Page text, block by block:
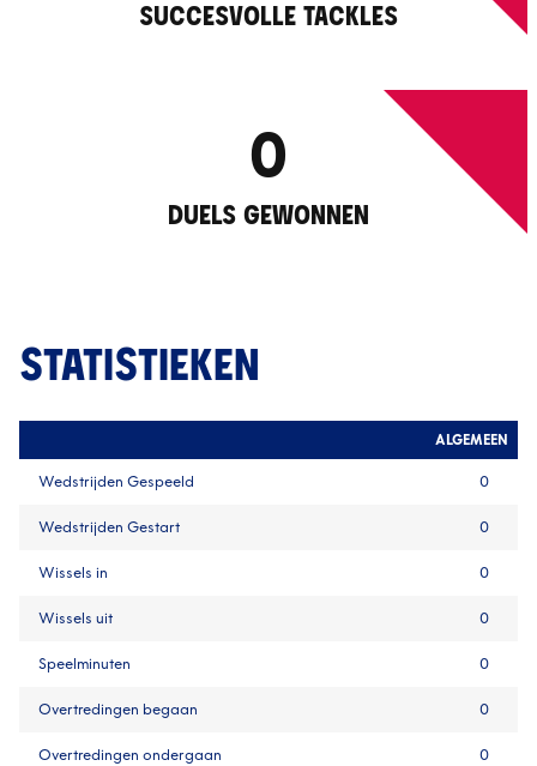
SUCCESVOLLE TACKLES
0
DUELS GEWONNEN
STATISTIEKEN
ALGEMEEN
Wedstrijden Gespeeld 0
Wedstrijden Gestart 0
Wissels in 0
Wissels uit 0
Speelminuten 0
Overtredingen begaan 0
Overtredingen ondergaan 0